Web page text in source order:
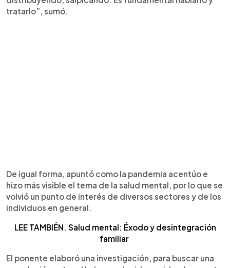
tratarlo”, sumó.
De igual forma, apuntó como la pandemia acentúo e
hizo más visible el tema de la salud mental, por lo que se
volvió un punto de interés de diversos sectores y de los
individuos en general.
LEE TAMBIÉN. Salud mental: Éxodo y desintegración
familiar
El ponente elaboró una investigación, para buscar una